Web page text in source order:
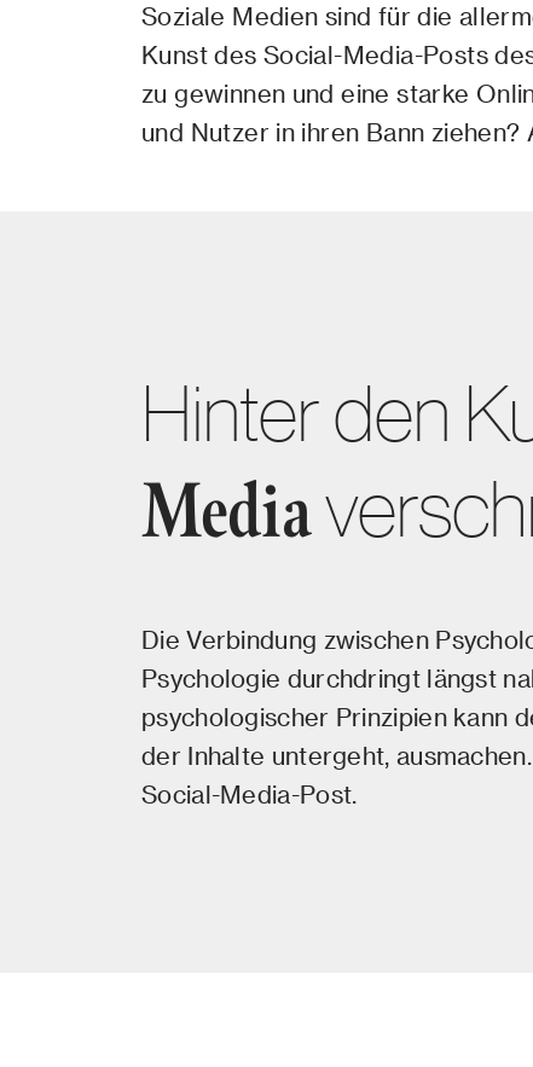
Soziale Medien sind für die
Kunst des Social-Media-Posts
zu gewinnen und eine starke
und Nutzer in ihren Bann
Hinter den
Media
Die Verbindung zwischen
Psychologie durchdringt längst
psychologischer Prinzipien kann
der Inhalte untergeht,
Social-Media-Post.